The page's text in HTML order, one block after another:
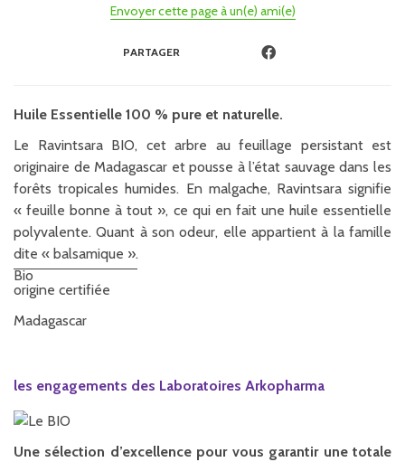
Envoyer cette page à un(e) ami(e)
PARTAGER
Huile Essentielle 100 % pure et naturelle.
Le Ravintsara BIO, cet arbre au feuillage persistant est
originaire de Madagascar et pousse à l’état sauvage dans les
forêts tropicales humides. En malgache, Ravintsara signifie
« feuille bonne à tout », ce qui en fait une huile essentielle
polyvalente. Quant à son odeur, elle appartient à la famille
dite « balsamique ».
Bio
origine certifiée
Madagascar
les engagements des Laboratoires Arkopharma
Une sélection d’excellence pour vous garantir une totale